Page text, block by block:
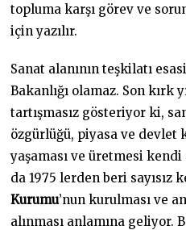
topluma karşı görev ve
için yazılır.
Sanat alanının teşkilatı
Bakanlığı olamaz. Son kırk
tartışmasız gösteriyor ki,
özgürlüğü, piyasa ve devlet
yaşaması ve üretmesi
da 1975 lerden beri sayısız
Kurumu’nun kurulması ve
alınması anlamına geliyor.